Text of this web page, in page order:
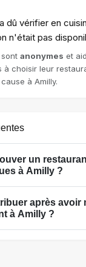
dû vérifier en
n'était pas
anonymes et
à choisir leur
à Amilly.
un
à Amilly ?
après avoir
à Amilly ?